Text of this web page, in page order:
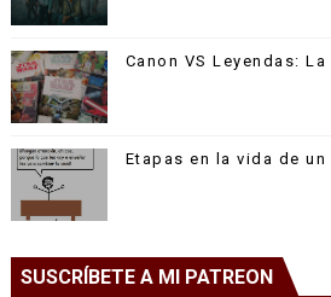
Canon VS Leyendas:
Etapas en la vida de
SUSCRÍBETE A MI PATREON